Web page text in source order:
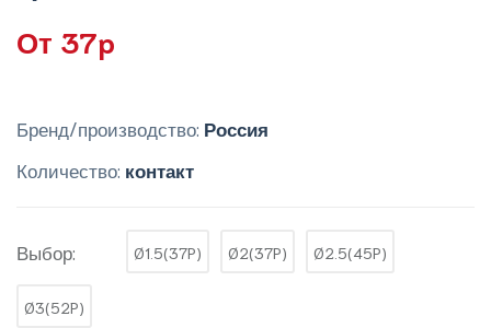
От 37p
Бренд/производство: Россия
Количество: контакт
Выбор: Ø1.5(37P) Ø2(37P) Ø2.5(45P)
Ø3(52P)